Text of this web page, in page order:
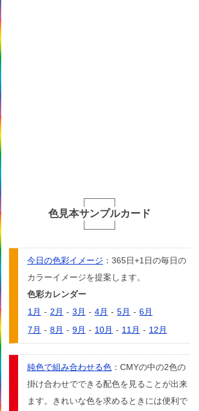
色見本サンプルカード
今日の色彩イメージ ：365日+1日の毎日の
カラーイメージを提案します。
色彩カレンダー
1月 - 2月 - 3月 - 4月 - 5月 - 6月
7月 - 8月 - 9月 - 10月 - 11月 - 12月
純色で組み合わせる色 ：CMYの中の2色の
掛け合わせでできる配色を見ることが出来
ます。きれいな色を求めるときには便利で